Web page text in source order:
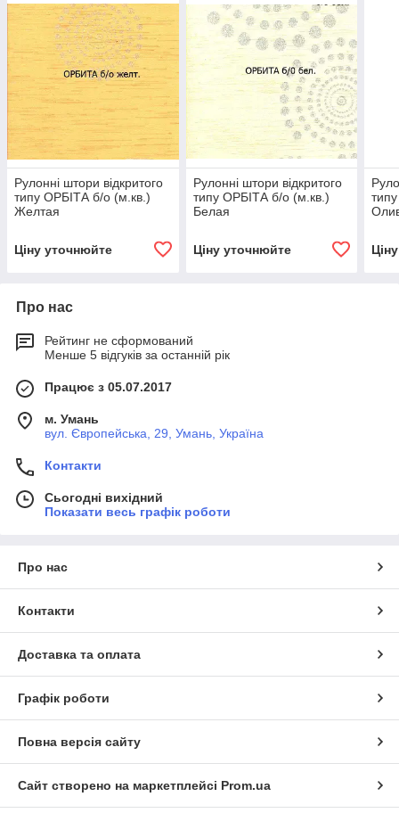
Рулонні штори відкритого
типу ОРБІТА б/о (м.кв.)
Желтая
Ціну уточнюйте
Рулонні штори відкритого
типу ОРБІТА б/о (м.кв.)
Белая
Ціну уточнюйте
Про нас
Рейтинг не сформований
Менше 5 відгуків за останній рік
Працює з 05.07.2017
м. Умань
вул. Європейська, 29, Умань, Україна
Контакти
Сьогодні вихідний
Показати весь графік роботи
Про нас
Контакти
Доставка та оплата
Графік роботи
Повна версія сайту
Сайт створено на маркетплейсі Prom.ua